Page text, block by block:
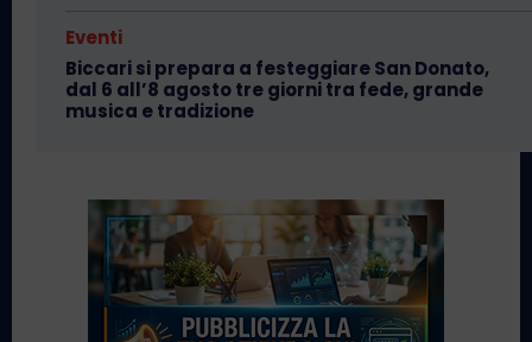
Eventi
Biccari si prepara a festeggiare San Donato,
dal 6 all’8 agosto tre giorni tra fede, grande
musica e tradizione